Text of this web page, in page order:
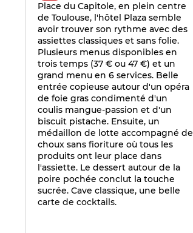
Place du Capitole, en plein centre
de Toulouse, l'hôtel Plaza semble
avoir trouver son rythme avec des
assiettes classiques et sans folie.
Plusieurs menus disponibles en
trois temps (37 € ou 47 €) et un
grand menu en 6 services. Belle
entrée copieuse autour d'un opéra
de foie gras condimenté d'un
coulis mangue-passion et d'un
biscuit pistache. Ensuite, un
médaillon de lotte accompagné de
choux sans fioriture où tous les
produits ont leur place dans
l'assiette. Le dessert autour de la
poire pochée conclut la touche
sucrée. Cave classique, une belle
carte de cocktails.